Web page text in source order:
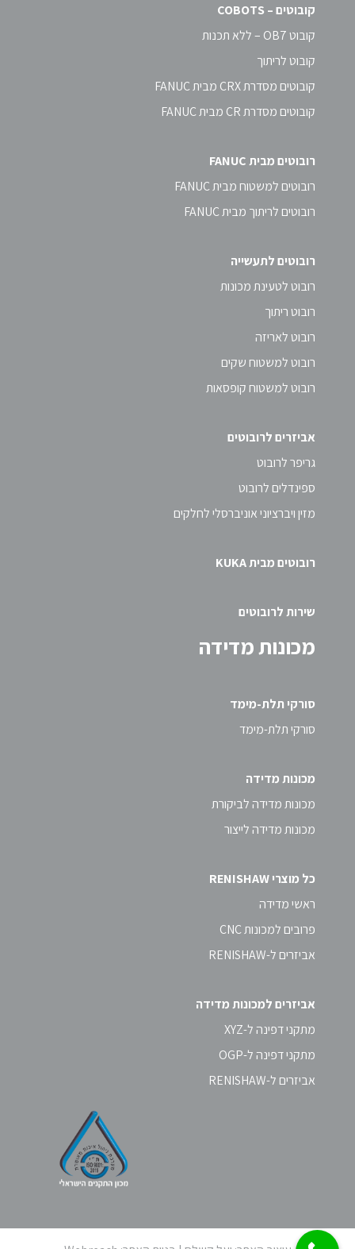
קובוטים – COBOTS
קובוט OB7 – ללא תכנות
קובוט לריתוך
קובוטים מסדרת CRX מבית FANUC
קובוטים מסדרת CR מבית FANUC
רובוטים מבית FANUC
רובוטים למשטוח מבית FANUC
רובוטים לריתוך מבית FANUC
רובוטים לתעשייה
רובוט לטעינת מכונות
רובוט ריתוך
רובוט לאריזה
רובוט למשטוח שקים
רובוט למשטוח קופסאות
אביזרים לרובוטים
גריפר לרובוט
ספינדלים לרובוט
מזין ויברציוני אוניברסלי לחלקים
רובוטים מבית KUKA
שירות לרובוטים
מכונות מדידה
סורקי תלת-מימד
סורקי תלת-מימד
מכונות מדידה
מכונות מדידה לביקורת
מכונות מדידה לייצור
כל מוצרי RENISHAW
ראשי מדידה
פרובים למכונות CNC
אביזרים ל-RENISHAW
אביזרים למכונות מדידה
מתקני דפינה ל-XYZ
מתקני דפינה ל-OGP
אביזרים ל-RENISHAW